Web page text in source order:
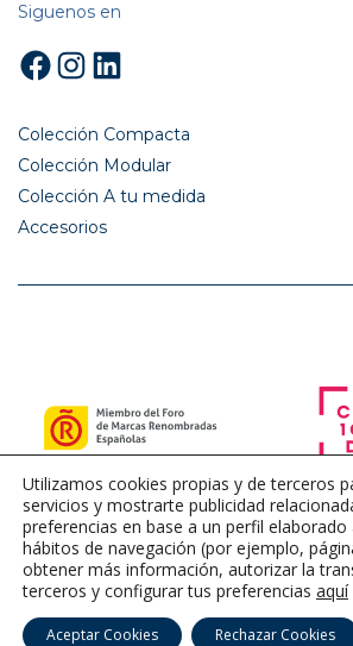
Siguenos en
Facebook
Instagram
LinkedIn
Colección Compacta
Colección Modular
Colección A tu medida
Accesorios
Utilizamos cookies propias y de terceros
servicios y mostrarte publicidad
preferencias en base a un perfil
hábitos de navegación (por ejemplo,
obtener más información, autorizar la
terceros y configurar tus preferencias aquí
Aceptar Cookies Rechazar Cookies